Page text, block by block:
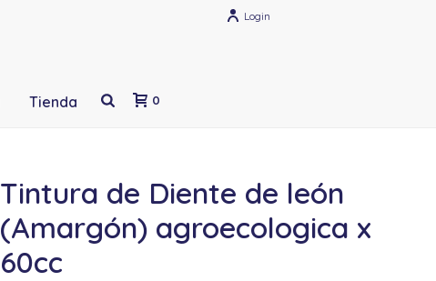
Login
Tienda 0
Tintura de Diente de león
(Amargón) agroecologica x
60cc